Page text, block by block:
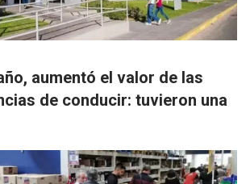
aumentó el valor de las
de conducir: tuvieron una